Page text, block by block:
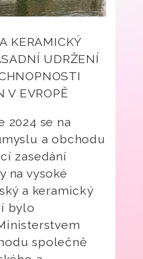
KERAMICKÝ
UDRŽENÍ
V EVROPĚ
2024 se na
a obchodu
zasedání
na vysoké
a keramický
bylo
společně